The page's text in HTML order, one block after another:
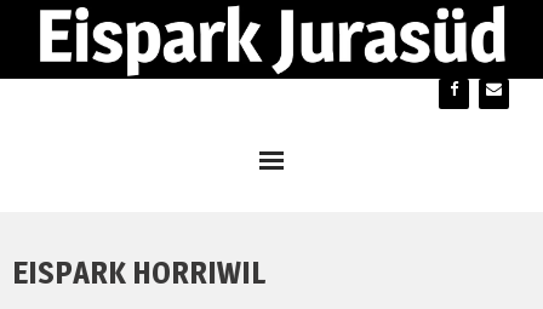
Parkbeiz
EISPARK HORRIWIL